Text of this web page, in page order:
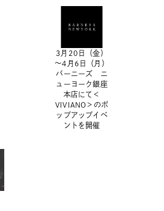
3月20日（金）
～4月6日（月）
バーニーズ ニ
ューヨーク銀座
本店にて＜
VIVIANO＞のポ
ップアップイベ
ントを開催